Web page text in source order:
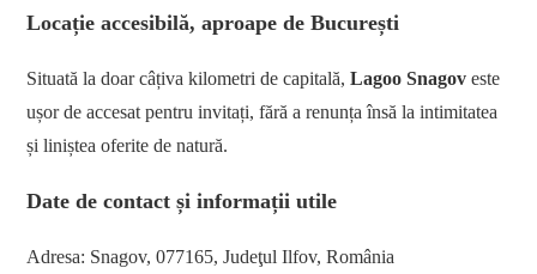
Locație accesibilă, aproape de București
Situată la doar câțiva kilometri de capitală,Lagoo Snagov este
ușor de accesat pentru invitați, fără a renunța însă la intimitatea
și liniștea oferite de natură.
Date de contact și informații utile
Adresa: Snagov, 077165, Judeţul Ilfov, România